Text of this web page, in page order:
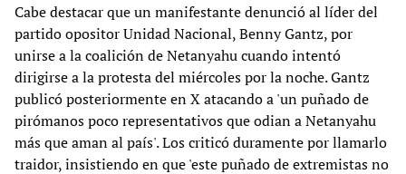
Cabe destacar que un manifestante denunció al líder del
partido opositor Unidad Nacional, Benny Gantz, por
unirse a la coalición de Netanyahu cuando intentó
dirigirse a la protesta del miércoles por la noche. Gantz
publicó posteriormente en X atacando a 'un puñado de
pirómanos poco representativos que odian a Netanyahu
más que aman al país'. Los criticó duramente por llamarlo
traidor, insistiendo en que 'este puñado de extremistas no